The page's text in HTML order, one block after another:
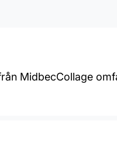
MidbecCollage